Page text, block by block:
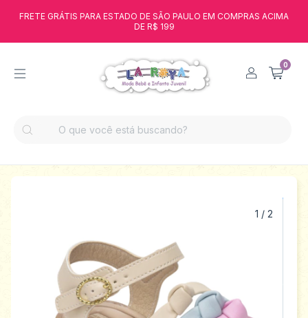
FRETE GRÁTIS PARA ESTADO DE SÃO PAULO EM COMPRAS ACIMA
DE R$ 199
0
1 / 2